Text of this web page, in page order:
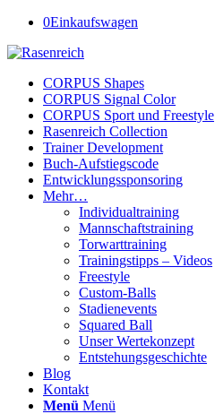
0Einkaufswagen
CORPUS Shapes
CORPUS Signal Color
CORPUS Sport und Freestyle
Rasenreich Collection
Trainer Development
Buch-Aufstiegscode
Entwicklungssponsoring
Mehr…
Individualtraining
Mannschaftstraining
Torwarttraining
Trainingstipps – Videos
Freestyle
Custom-Balls
Stadienevents
Squared Ball
Unser Wertekonzept
Entstehungsgeschichte
Blog
Kontakt
Menü Menü